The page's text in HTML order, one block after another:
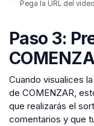
Pega la URL del
Paso 3:
Cuando visualices
de COMENZAR,
que realizarás el
comentarios y que